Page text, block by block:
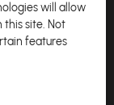
will allow
this site. Not
features